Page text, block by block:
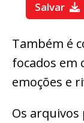
Salvar
Também é
focados em
emoções e
Os